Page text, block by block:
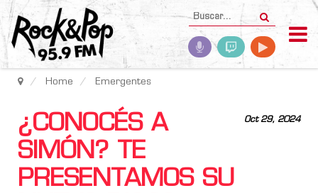
Home Emergentes
Oct 29, 2024
¿CONOCÉS A
SIMÓN? TE
PRESENTAMOS SU